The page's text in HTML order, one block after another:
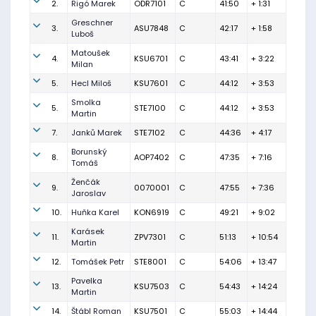
2. Rigó Marek ODR7101 C 41:50 + 1:31
3.
Greschner
Luboš
ASU7848 C 42:17 + 1:58
4.
Matoušek
Milan
KSU6701 C 43:41 + 3:22
5. Hecl Miloš KSU7601 C 44:12 + 3:53
5.
Smolka
Martin
STE7100 C 44:12 + 3:53
7. Janků Marek STE7102 C 44:36 + 4:17
8.
Borunský
Tomáš
AOP7402 C 47:35 + 7:16
9.
Ženčák
Jaroslav
0070001 C 47:55 + 7:36
10. Huňka Karel KON6919 C 49:21 + 9:02
11.
Karásek
Martin
ZPV7301 C 51:13 + 10:54
12. Tomášek Petr STE8001 C 54:06 + 13:47
13.
Pavelka
Martin
KSU7503 C 54:43 + 14:24
14. Štábl Roman KSU7501 C 55:03 + 14:44